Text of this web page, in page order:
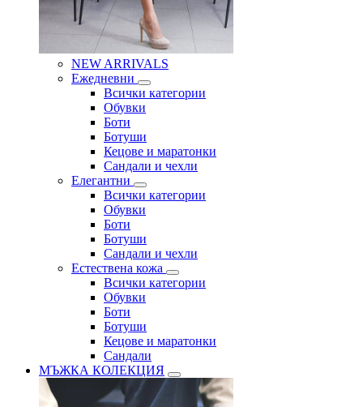
NEW ARRIVALS
Ежедневни
Всички категории
Обувки
Боти
Ботуши
Кецове и маратонки
Сандали и чехли
Елегантни
Всички категории
Обувки
Боти
Ботуши
Сандали и чехли
Естествена кожа
Всички категории
Обувки
Боти
Ботуши
Кецове и маратонки
Сандали
МЪЖКА КОЛЕКЦИЯ